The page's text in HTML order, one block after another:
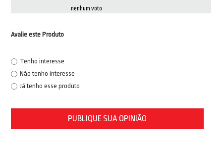
nenhum voto
Avalie este Produto
Tenho interesse
Não tenho interesse
Já tenho esse produto
PUBLIQUE SUA OPINIÃO